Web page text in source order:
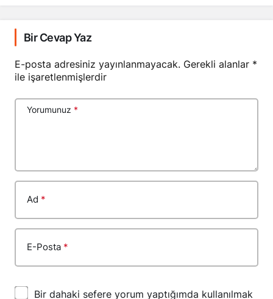
Bir Cevap Yaz
E-posta adresiniz yayınlanmayacak. Gerekli alanlar *
ile işaretlenmişlerdir
Yorumunuz *
Ad *
E-Posta *
Bir dahaki sefere yorum yaptığımda kullanılmak